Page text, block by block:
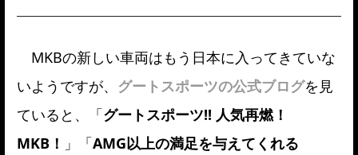
MKBの新しい車両はもう日本に入ってきていな
いようですが、 グートスポーツの公式ブログを見
ていると、「グートスポーツ!! 人気再燃！
MKB！ 」「AMG以上の満足を与えてくれる